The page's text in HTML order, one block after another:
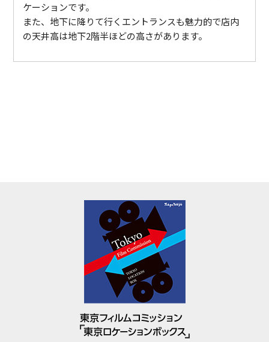
ケーションです。
また、地下に降りて行くエントランスも魅力的で店内
の天井高は地下2階半ほどの高さがあります。